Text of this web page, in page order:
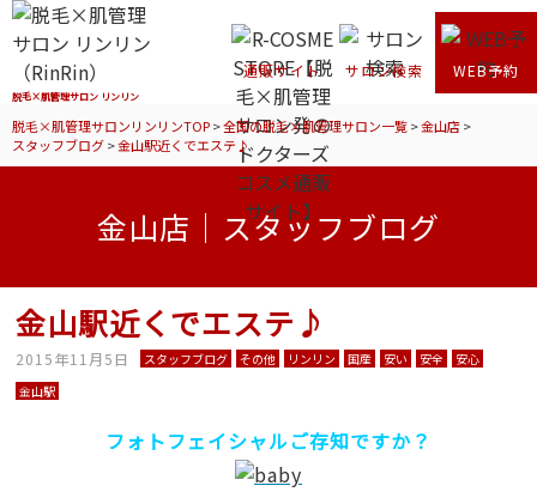
脱毛×肌管理サロン リンリン
通販サイト サロン検索 WEB予約
脱毛×肌管理サロンリンリンTOP>全国の脱毛×肌管理サロン一覧>金山店>
スタッフブログ>金山駅近くでエステ♪
金山店｜スタッフブログ
金山駅近くでエステ♪
2015年11月5日 スタッフブログ その他 リンリン 国産 安い 安全
安心
金山駅
フォトフェイシャルご存知ですか？